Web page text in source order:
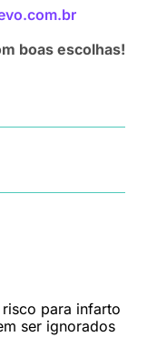
boas escolhas!
para infarto
ser ignorados